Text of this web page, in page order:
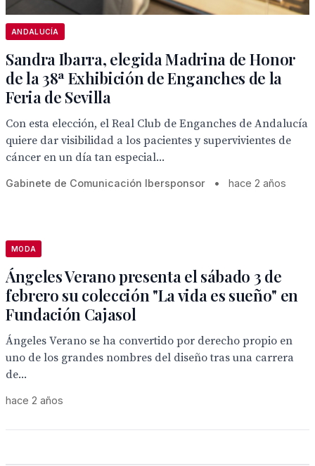
ANDALUCÍA
Sandra Ibarra, elegida Madrina de Honor
de la 38ª Exhibición de Enganches de la
Feria de Sevilla
Con esta elección, el Real Club de Enganches de Andalucía
quiere dar visibilidad a los pacientes y supervivientes de
cáncer en un día tan especial...
Gabinete de Comunicación Ibersponsor • hace 2 años
MODA
Ángeles Verano presenta el sábado 3 de
febrero su colección "La vida es sueño" en
Fundación Cajasol
Ángeles Verano se ha convertido por derecho propio en
uno de los grandes nombres del diseño tras una carrera
de...
hace 2 años